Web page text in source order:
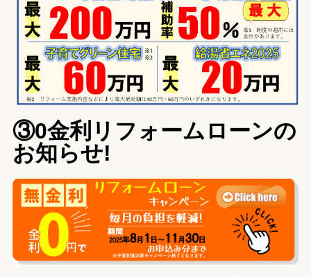
③0金利リフォームローンの
お知らせ!